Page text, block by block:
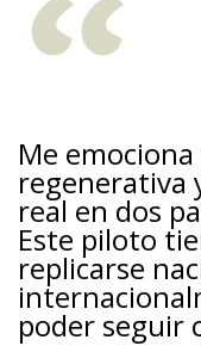
Me
regenerativa
real en dos
Este piloto
replicarse
poder seguir